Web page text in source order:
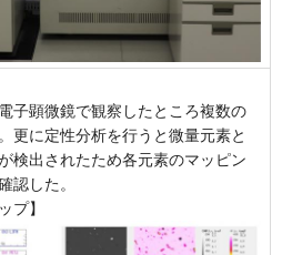
子顕微鏡で観察したところ複数の
更に定性分析を行うと微量元素と
検出されたため各元素のマッピン
認した。
プ】